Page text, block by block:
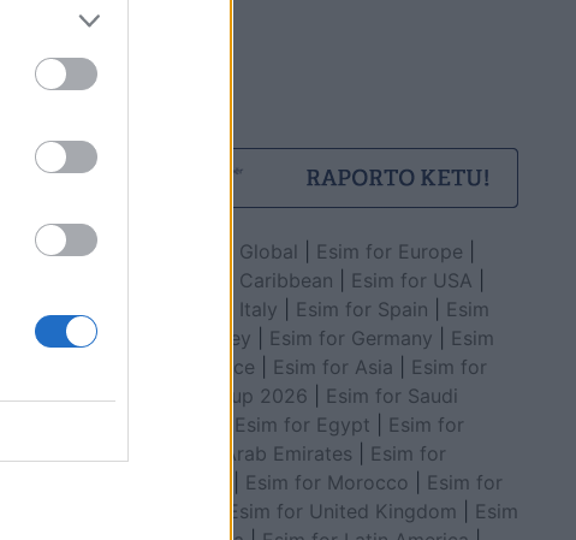
Esim for Global Esim for Europe
Esim for Caribbean
Esim for USA
Esim for Italy
Esim for Spain
Esim
for Turkey
Esim for Germany
Esim
for Greece
Esim for Asia
Esim for
World Cup 2026
Esim for Saudi
Esim for Egypt
Esim for
United Arab Emirates
Esim for
Esim for Morocco
Esim for
Esim for United Kingdom
Esim